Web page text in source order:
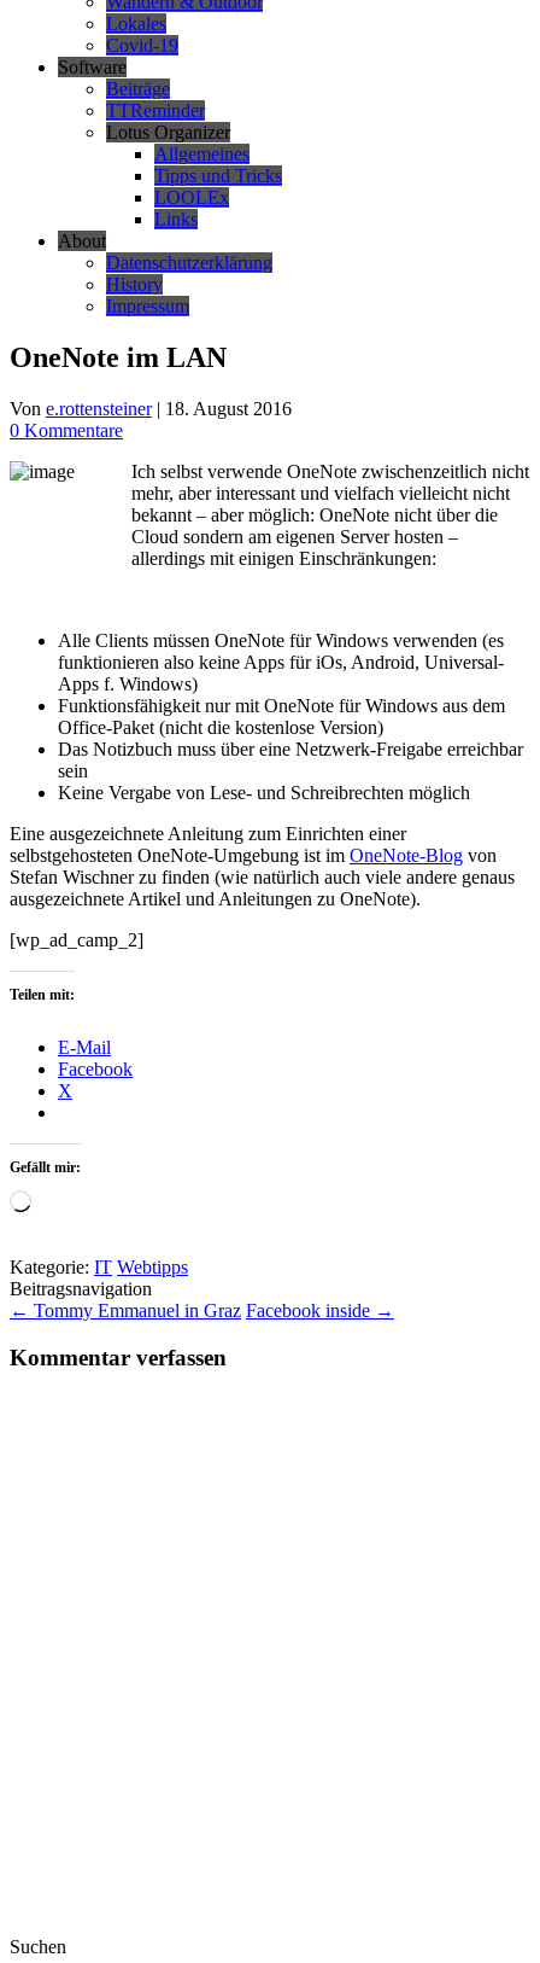
Lokales
Covid-19
Software
Beiträge
TTReminder
Lotus Organizer
Allgemeines
Tipps und Tricks
LOOLEx
Links
About
Datenschutzerklärung
History
Impressum
OneNote im LAN
Von e.rottensteiner | 18. August 2016
0 Kommentare
Ich selbst verwende OneNote zwischenzeitlich nicht
mehr, aber interessant und vielfach vielleicht nicht
bekannt – aber möglich: OneNote nicht über die
Cloud sondern am eigenen Server hosten –
allerdings mit einigen Einschränkungen:
Alle Clients müssen OneNote für Windows verwenden (es
funktionieren also keine Apps für iOs, Android, Universal-
Apps f. Windows)
Funktionsfähigkeit nur mit OneNote für Windows aus dem
Office-Paket (nicht die kostenlose Version)
Das Notizbuch muss über eine Netzwerk-Freigabe erreichbar
sein
Keine Vergabe von Lese- und Schreibrechten möglich
Eine ausgezeichnete Anleitung zum Einrichten einer
selbstgehosteten OneNote-Umgebung ist im OneNote-Blog von
Stefan Wischner zu finden (wie natürlich auch viele andere genaus
ausgezeichnete Artikel und Anleitungen zu OneNote).
[wp_ad_camp_2]
Teilen mit:
E-Mail
Facebook
X
Gefällt mir:
Wird
Kategorie: IT Webtipps
Beitragsnavigation
← Tommy Emmanuel in Graz Facebook inside →
Kommentar verfassen
Suchen